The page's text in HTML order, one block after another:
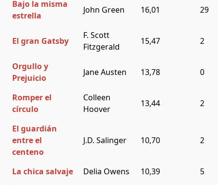
Bajo la misma
estrella
John Green 16,01 29
El gran Gatsby
F. Scott
Fitzgerald
15,47 2
Orgullo y
Prejuicio
Jane Austen 13,78 0
Romper el
círculo
Colleen
Hoover
13,44 2
El guardián
entre el
centeno
J.D. Salinger 10,70 2
La chica salvaje Delia Owens 10,39
5